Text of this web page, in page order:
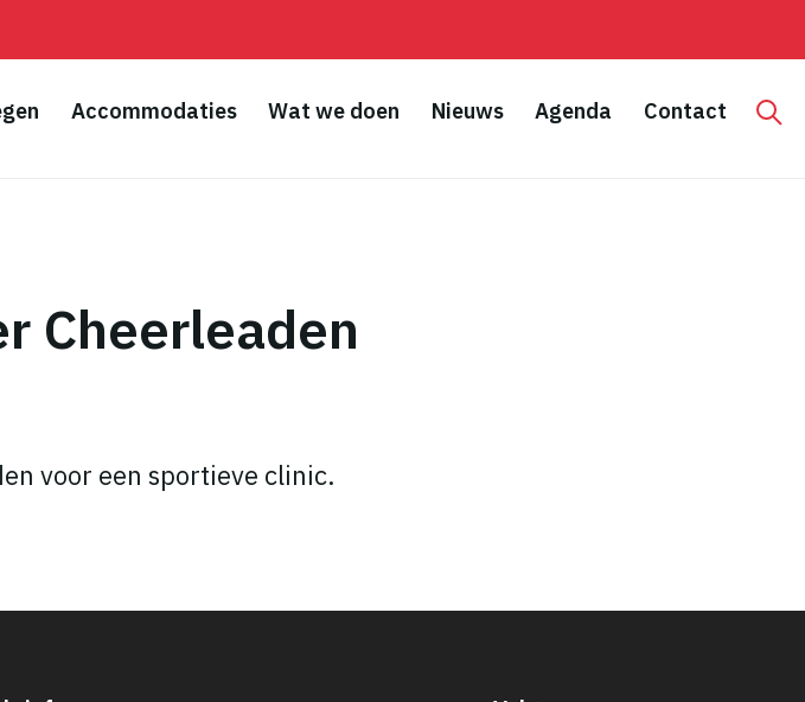
Accommodaties Wat we doen Nieuws Agenda Contact
Cheerleaden
voor een sportieve clinic.